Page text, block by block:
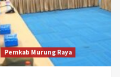
Pemkab Murung Raya